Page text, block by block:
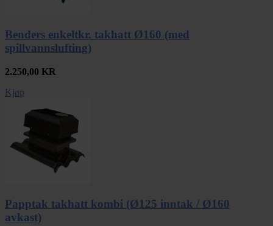
Benders enkeltkr. takhatt Ø160 (med
spillvannslufting)
2.250,00 KR
Kjøp
Papptak takhatt kombi (Ø125 inntak / Ø160
avkast)